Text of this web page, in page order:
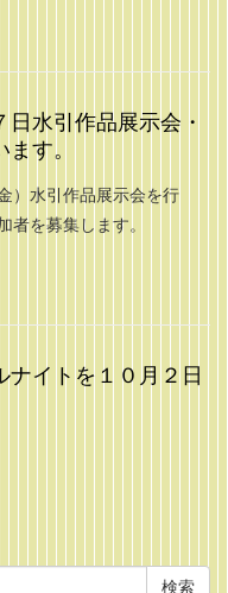
水引作品展示会・
す。
）水引作品展示会を行
者を募集します。
ナイトを１０月２日